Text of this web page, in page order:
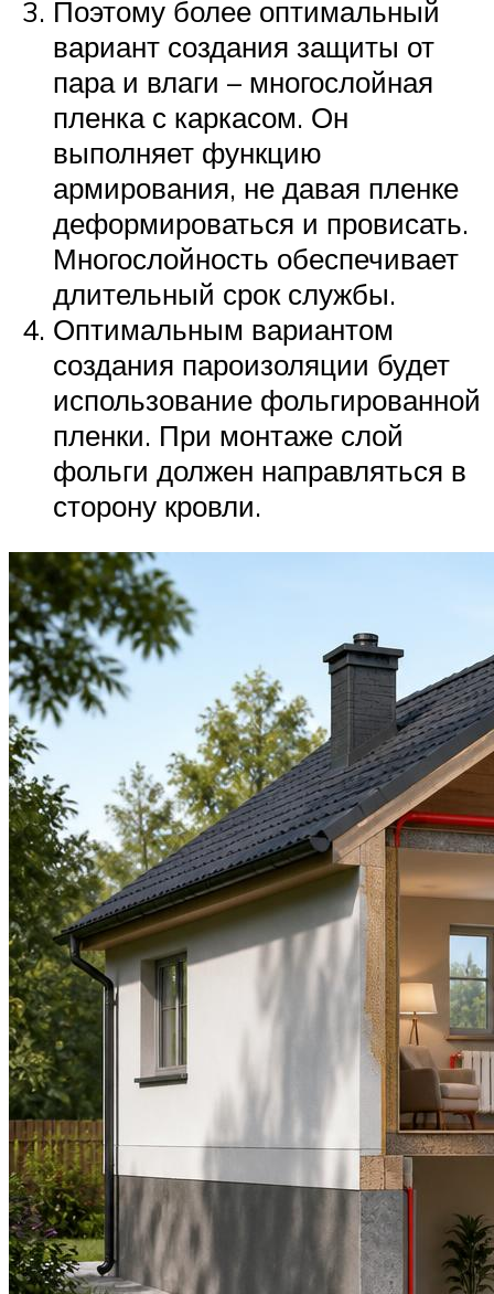
Поэтому более оптимальный
вариант создания защиты от
пара и влаги – многослойная
пленка с каркасом. Он
выполняет функцию
армирования, не давая пленке
деформироваться и провисать.
Многослойность обеспечивает
длительный срок службы.
Оптимальным вариантом
создания пароизоляции будет
использование фольгированной
пленки. При монтаже слой
фольги должен направляться в
сторону кровли.